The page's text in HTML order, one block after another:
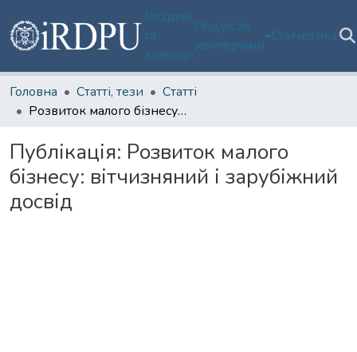
Розділи
та
колекції
Пошук за
критеріями
Статистика
Головна Статті, тези
Статті
Розвиток малого бізнесу: вітчизняний і зарубіжний досвід
Публікація: Розвиток малого
бізнесу: вітчизняний і зарубіжний
досвід